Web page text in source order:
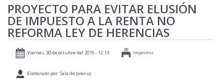
LA ASAMBLEA
LEGISLAMOS
FISCALIZAMOS
PRENSA
PROYECTO PARA EVITAR ELUSIÓN
DE IMPUESTO A LA RENTA NO
REFORMA LEY DE HERENCIAS
Viernes, 30 de octubre del 2015 - 12:13 Imprimir
Elaborado por: Sala de prensa